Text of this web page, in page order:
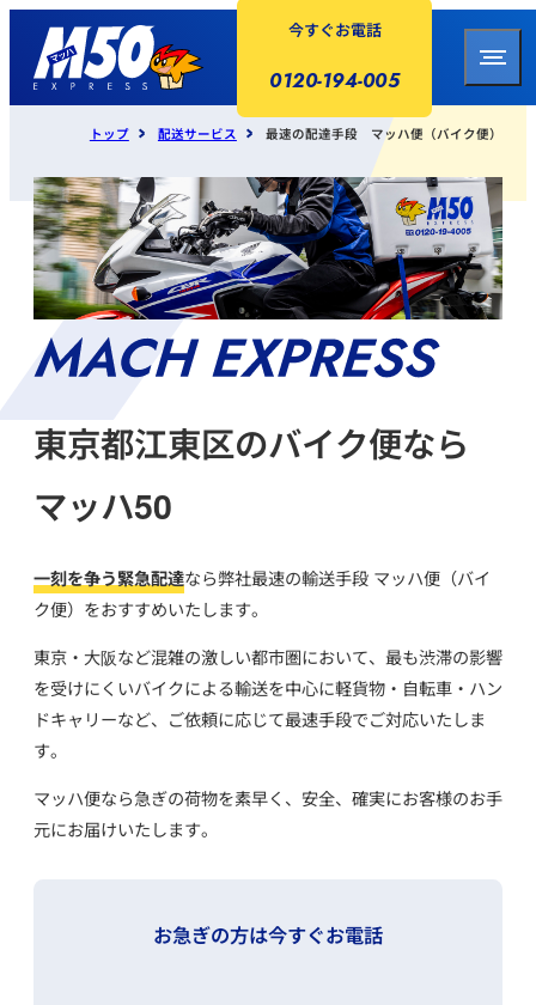
今すぐお電話
0120-194-005
東京都江東区のバイク便なら
マッハ50
一刻を争う緊急配達なら弊社最速の輸送手段 マッハ便（バイ
ク便）をおすすめいたします。
東京・大阪など混雑の激しい都市圏において、 最も渋滞の影響
を受けにくいバイクによる輸送を中心に軽貨物・自転車・ハン
ドキャリーなど、ご依頼に応じて最速手段でご対応いたしま
す。
マッハ便なら急ぎの荷物を素早く、安全、確実にお客様のお手
元にお届けいたします。
お急ぎの方は今すぐお電話
トップ 配送サービス 最速の配達手段 マッハ便（バイク便）